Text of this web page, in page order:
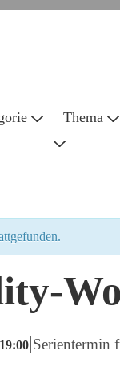
Thema
19:00|Serientermin